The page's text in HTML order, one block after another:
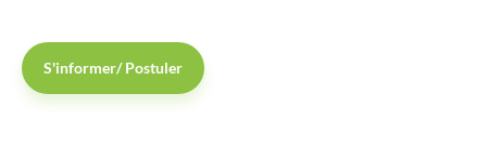
S'informer/ Postuler